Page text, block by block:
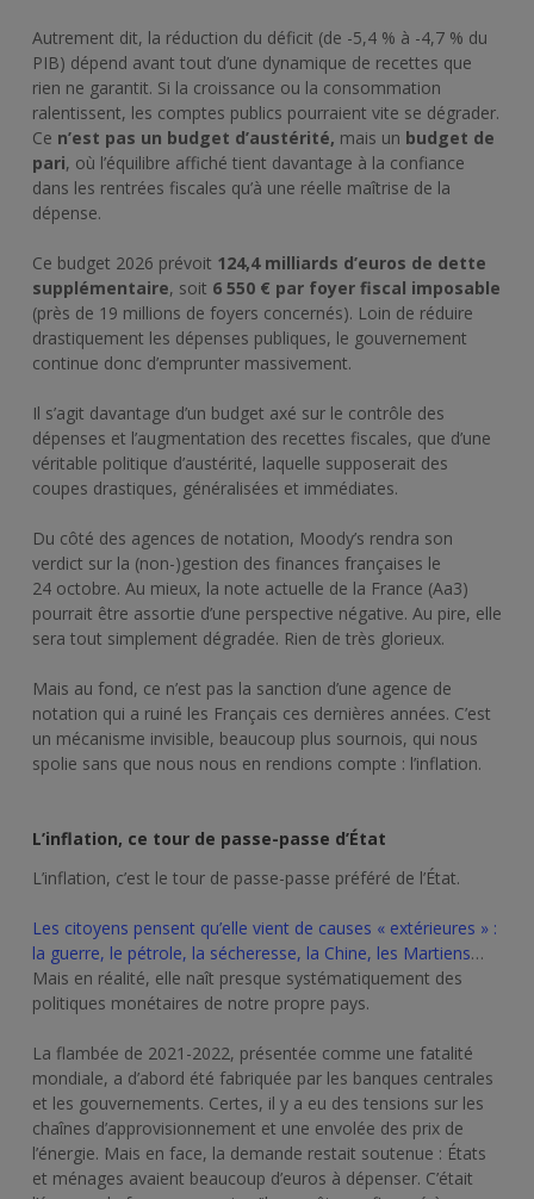
Autrement dit, la réduction du déficit (de -5,4 % à -4,7 % du
PIB) dépend avant tout d’une dynamique de recettes que
rien ne garantit. Si la croissance ou la consommation
ralentissent, les comptes publics pourraient vite se dégrader.
Ce n’est pas un budget d’austérité, mais un budget de
pari, où l’équilibre affiché tient davantage à la confiance
dans les rentrées fiscales qu’à une réelle maîtrise de la
dépense.
Ce budget 2026 prévoit 124,4 milliards d’euros de dette
supplémentaire, soit 6 550 € par foyer fiscal imposable
(près de 19 millions de foyers concernés). Loin de réduire
drastiquement les dépenses publiques, le gouvernement
continue donc d’emprunter massivement.
Il s’agit davantage d’un budget axé sur le contrôle des
dépenses et l’augmentation des recettes fiscales, que d’une
véritable politique d’austérité, laquelle supposerait des
coupes drastiques, généralisées et immédiates.
Du côté des agences de notation, Moody’s rendra son
verdict sur la (non-)gestion des finances françaises le
24 octobre. Au mieux, la note actuelle de la France (Aa3)
pourrait être assortie d’une perspective négative. Au pire, elle
sera tout simplement dégradée. Rien de très glorieux.
Mais au fond, ce n’est pas la sanction d’une agence de
notation qui a ruiné les Français ces dernières années. C’est
un mécanisme invisible, beaucoup plus sournois, qui nous
spolie sans que nous nous en rendions compte : l’inflation.
L’inflation, ce tour de passe-passe d’État
L’inflation, c’est le tour de passe-passe préféré de l’État.
Les citoyens pensent qu’elle vient de causes « extérieures » :
la guerre, le pétrole, la sécheresse, la Chine, les Martiens…
Mais en réalité, elle naît presque systématiquement des
politiques monétaires de notre propre pays.
La flambée de 2021-2022, présentée comme une fatalité
mondiale, a d’abord été fabriquée par les banques centrales
et les gouvernements. Certes, il y a eu des tensions sur les
chaînes d’approvisionnement et une envolée des prix de
l’énergie. Mais en face, la demande restait soutenue : États
et ménages avaient beaucoup d’euros à dépenser. C’était